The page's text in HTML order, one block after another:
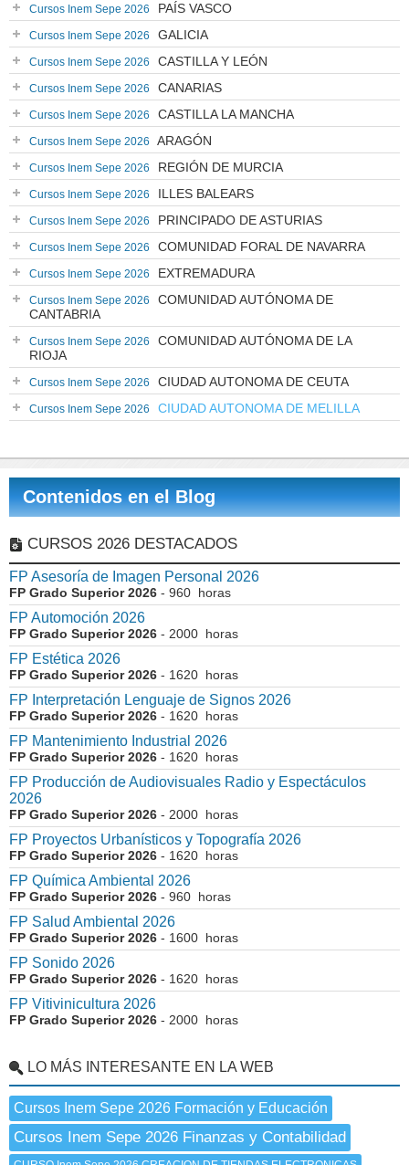
Cursos Inem Sepe 2026 PAÍS VASCO
Cursos Inem Sepe 2026 GALICIA
Cursos Inem Sepe 2026 CASTILLA Y LEÓN
Cursos Inem Sepe 2026 CANARIAS
Cursos Inem Sepe 2026 CASTILLA LA MANCHA
Cursos Inem Sepe 2026 ARAGÓN
Cursos Inem Sepe 2026 REGIÓN DE MURCIA
Cursos Inem Sepe 2026 ILLES BALEARS
Cursos Inem Sepe 2026 PRINCIPADO DE ASTURIAS
Cursos Inem Sepe 2026 COMUNIDAD FORAL DE NAVARRA
Cursos Inem Sepe 2026 EXTREMADURA
Cursos Inem Sepe 2026
COMUNIDAD AUTÓNOMA DE
CANTABRIA
Cursos Inem Sepe 2026
COMUNIDAD AUTÓNOMA DE LA
RIOJA
Cursos Inem Sepe 2026 CIUDAD AUTONOMA DE CEUTA
Cursos Inem Sepe 2026 CIUDAD AUTONOMA DE MELILLA
Contenidos en el Blog
CURSOS 2026 DESTACADOS
FP Asesoría de Imagen Personal 2026
FP Grado Superior 2026 - 960 horas
FP Automoción 2026
FP Grado Superior 2026 - 2000 horas
FP Estética 2026
FP Grado Superior 2026 - 1620 horas
FP Interpretación Lenguaje de Signos 2026
FP Grado Superior 2026 - 1620 horas
FP Mantenimiento Industrial 2026
FP Grado Superior 2026 - 1620 horas
FP Producción de Audiovisuales Radio y Espectáculos
2026
FP Grado Superior 2026 - 2000 horas
FP Proyectos Urbanísticos y Topografía 2026
FP Grado Superior 2026 - 1620 horas
FP Química Ambiental 2026
FP Grado Superior 2026 - 960 horas
FP Salud Ambiental 2026
FP Grado Superior 2026 - 1600 horas
FP Sonido 2026
FP Grado Superior 2026 - 1620 horas
FP Vitivinicultura 2026
FP Grado Superior 2026 - 2000 horas
LO MÁS INTERESANTE EN LA WEB
Cursos Inem Sepe 2026 Formación y Educación
Cursos Inem Sepe 2026 Finanzas y Contabilidad